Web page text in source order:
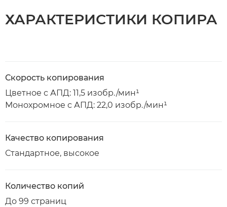
ХАРАКТЕРИСТИКИ КОПИРА
Скорость копирования
Цветное с АПД: 11,5 изобр./мин¹
Монохромное с АПД: 22,0 изобр./мин¹
Качество копирования
Стандартное, высокое
Количество копий
До 99 страниц